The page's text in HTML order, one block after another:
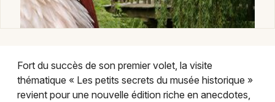
Restaurants
Fort du succès de son premier volet, la visite
thématique « Les petits secrets du musée historique »
revient pour une nouvelle édition riche en anecdotes,